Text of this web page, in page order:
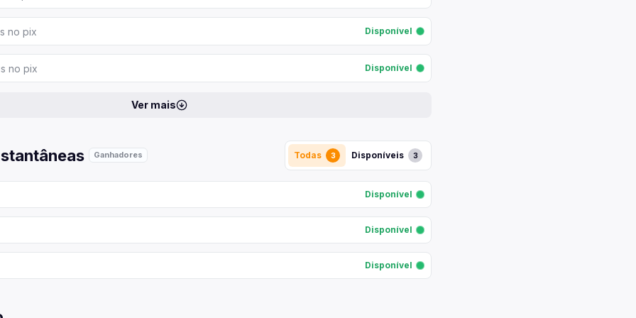
no pix Disponível
no pix Disponível
Ver mais
Ganhadores Todas 3 Disponíveis 3
Disponível
Disponível
Disponível